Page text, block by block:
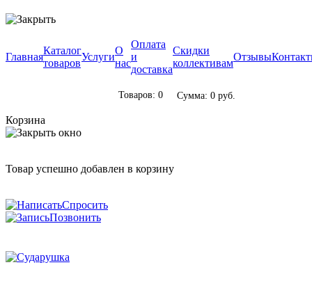
Главная
Каталог
товаров
Услуги
О
нас
Оплата
и
доставка
Скидки
коллективам
Отзывы
Товаров: 0 Сумма: 0 руб.
Корзина
Товар успешно добавлен в корзину
Спросить
Позвонить